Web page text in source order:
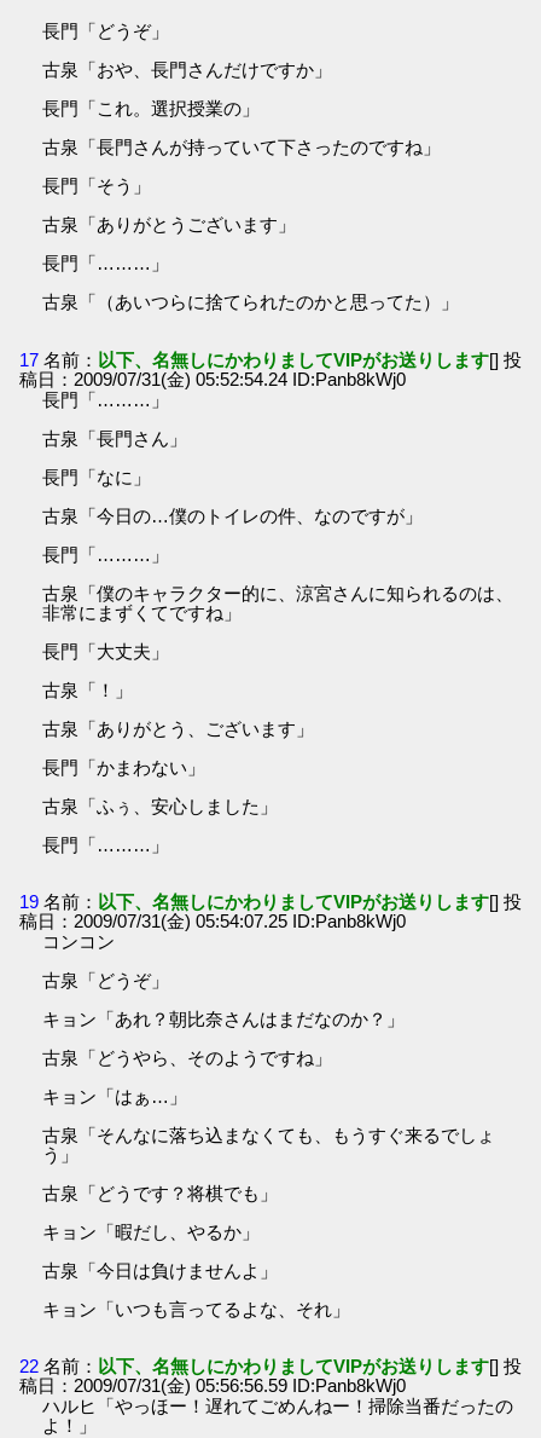
長門「どうぞ」
古泉「おや、長門さんだけですか」
長門「これ。選択授業の」
古泉「長門さんが持っていて下さったのですね」
長門「そう」
古泉「ありがとうございます」
長門「………」
古泉「（あいつらに捨てられたのかと思ってた）」
17 名前： 以下、名無しにかわりましてVIPがお送りします[] 投
稿日：2009/07/31(金) 05:52:54.24 ID:Panb8kWj0
長門「………」
古泉「長門さん」
長門「なに」
古泉「今日の…僕のトイレの件、なのですが」
長門「………」
古泉「僕のキャラクター的に、涼宮さんに知られるのは、
非常にまずくてですね」
長門「大丈夫」
古泉「！」
古泉「ありがとう、ございます」
長門「かまわない」
古泉「ふぅ、安心しました」
長門「………」
19 名前： 以下、名無しにかわりましてVIPがお送りします[] 投
稿日：2009/07/31(金) 05:54:07.25 ID:Panb8kWj0
コンコン
古泉「どうぞ」
キョン「あれ？朝比奈さんはまだなのか？」
古泉「どうやら、そのようですね」
キョン「はぁ…」
古泉「そんなに落ち込まなくても、もうすぐ来るでしょ
う」
古泉「どうです？将棋でも」
キョン「暇だし、やるか」
古泉「今日は負けませんよ」
キョン「いつも言ってるよな、それ」
22 名前： 以下、名無しにかわりましてVIPがお送りします[] 投
稿日：2009/07/31(金) 05:56:56.59 ID:Panb8kWj0
ハルヒ「やっほー！遅れてごめんねー！掃除当番だったの
よ！」